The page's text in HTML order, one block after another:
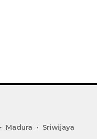
Madura Sriwijaya